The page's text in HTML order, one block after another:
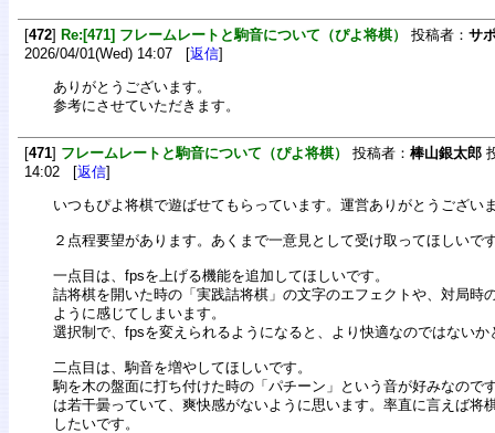
[472] Re:[471] フレームレートと駒音について（ぴよ将棋） 投稿者： サ
2026/04/01(Wed) 14:07 [返信]
ありがとうございます。
参考にさせていただきます。
[471] フレームレートと駒音について（ぴよ将棋） 投稿者： 棒山銀太郎
14:02 [返信]
いつもぴよ将棋で遊ばせてもらっています。運営ありがとうござい
２点程要望があります。あくまで一意見として受け取ってほしいで
一点目は、fpsを上げる機能を追加してほしいです。
詰将棋を開いた時の「実践詰将棋」の文字のエフェクトや、対局時
ように感じてしまいます。
選択制で、fpsを変えられるようになると、より快適なのではないか
二点目は、駒音を増やしてほしいです。
駒を木の盤面に打ち付けた時の「パチーン」という音が好みなので
は若干曇っていて、爽快感がないように思います。率直に言えば将
したいです。